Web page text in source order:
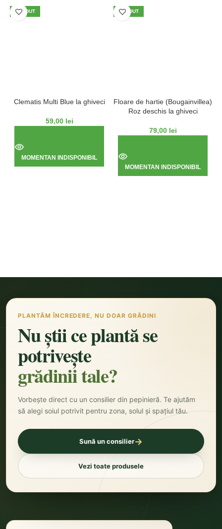
VÂNDUT
Clematis Multi Blue la ghiveci
59,00 lei
MOMENTAN INDISPONIBIL
VÂNDUT
Floare de hartie (Bougainvillea)
Roz deschis la ghiveci
79,00 lei
MOMENTAN INDISPONIBIL
PLANTĂM ÎNCREDERE, NU DOAR GRĂDINI
Nu știi ce plantă se
potrivește
grădinii tale?
Vorbește direct cu un consilier din pepinieră. Te ajutăm
să alegi soiul potrivit pentru zona, solul și spațiul tău.
Sună un consilier→
Vezi toate produsele